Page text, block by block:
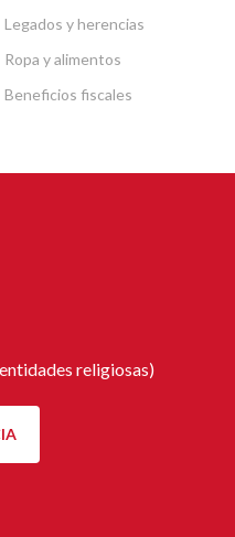
Legados y herencias
Ropa y alimentos
Beneficios fiscales
religiosas)